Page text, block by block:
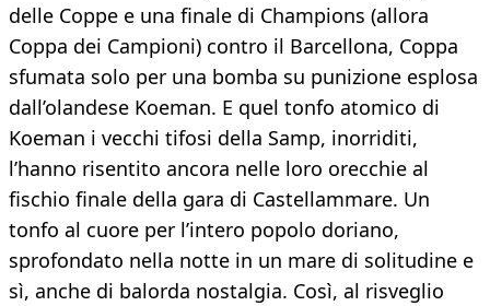
delle Coppe e una finale di Champions (allora
Coppa dei Campioni) contro il Barcellona, Coppa
sfumata solo per una bomba su punizione esplosa
dall’olandese Koeman. E quel tonfo atomico di
Koeman i vecchi tifosi della Samp, inorriditi,
l’hanno risentito ancora nelle loro orecchie al
fischio finale della gara di Castellammare. Un
tonfo al cuore per l’intero popolo doriano,
sprofondato nella notte in un mare di solitudine e
sì, anche di balorda nostalgia. Così, al risveglio